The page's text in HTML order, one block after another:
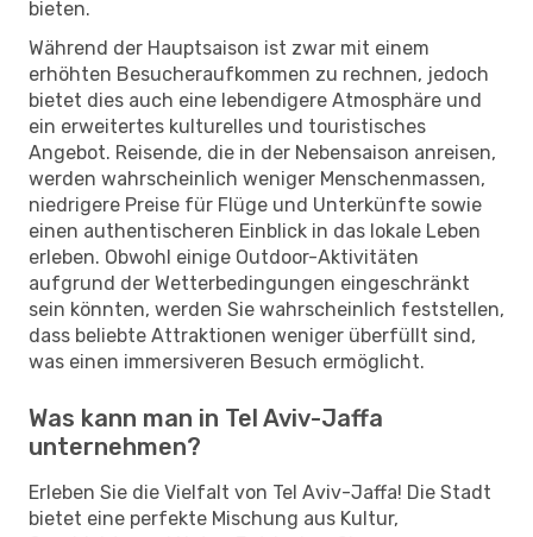
bieten.
Während der Hauptsaison ist zwar mit einem
erhöhten Besucheraufkommen zu rechnen, jedoch
bietet dies auch eine lebendigere Atmosphäre und
ein erweitertes kulturelles und touristisches
Angebot. Reisende, die in der Nebensaison anreisen,
werden wahrscheinlich weniger Menschenmassen,
niedrigere Preise für Flüge und Unterkünfte sowie
einen authentischeren Einblick in das lokale Leben
erleben. Obwohl einige Outdoor-Aktivitäten
aufgrund der Wetterbedingungen eingeschränkt
sein könnten, werden Sie wahrscheinlich feststellen,
dass beliebte Attraktionen weniger überfüllt sind,
was einen immersiveren Besuch ermöglicht.
Was kann man in Tel Aviv-Jaffa
unternehmen?
Erleben Sie die Vielfalt von Tel Aviv-Jaffa! Die Stadt
bietet eine perfekte Mischung aus Kultur,